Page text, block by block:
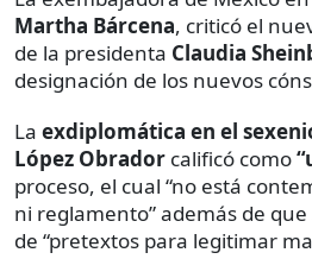
Martha Bárcena, criticó el
de la presidenta Claudia
designación de los nuevos
La exdiplomática en el
López Obrador calificó como
proceso, el cual “no está
ni reglamento” además de
de “pretextos para legitimar